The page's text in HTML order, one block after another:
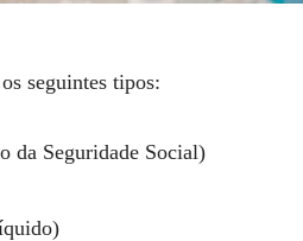
seguintes tipos:
da Seguridade Social)